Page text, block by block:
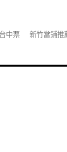
中票
新竹當鋪推